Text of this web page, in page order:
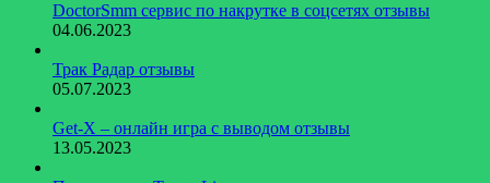
DoctorSmm сервис по накрутке в соцсетях отзывы
04.06.2023
Трак Радар отзывы
05.07.2023
Get-X – онлайн игра с выводом отзывы
13.05.2023